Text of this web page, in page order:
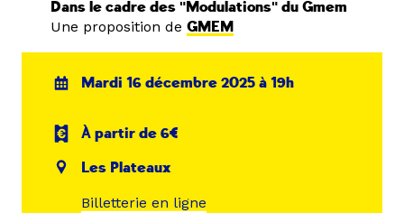
Dans le cadre des "Modulations" du Gmem
Une proposition de GMEM
Mardi 16 décembre 2025 à 19h
À partir de 6€
Les Plateaux
Billetterie en ligne